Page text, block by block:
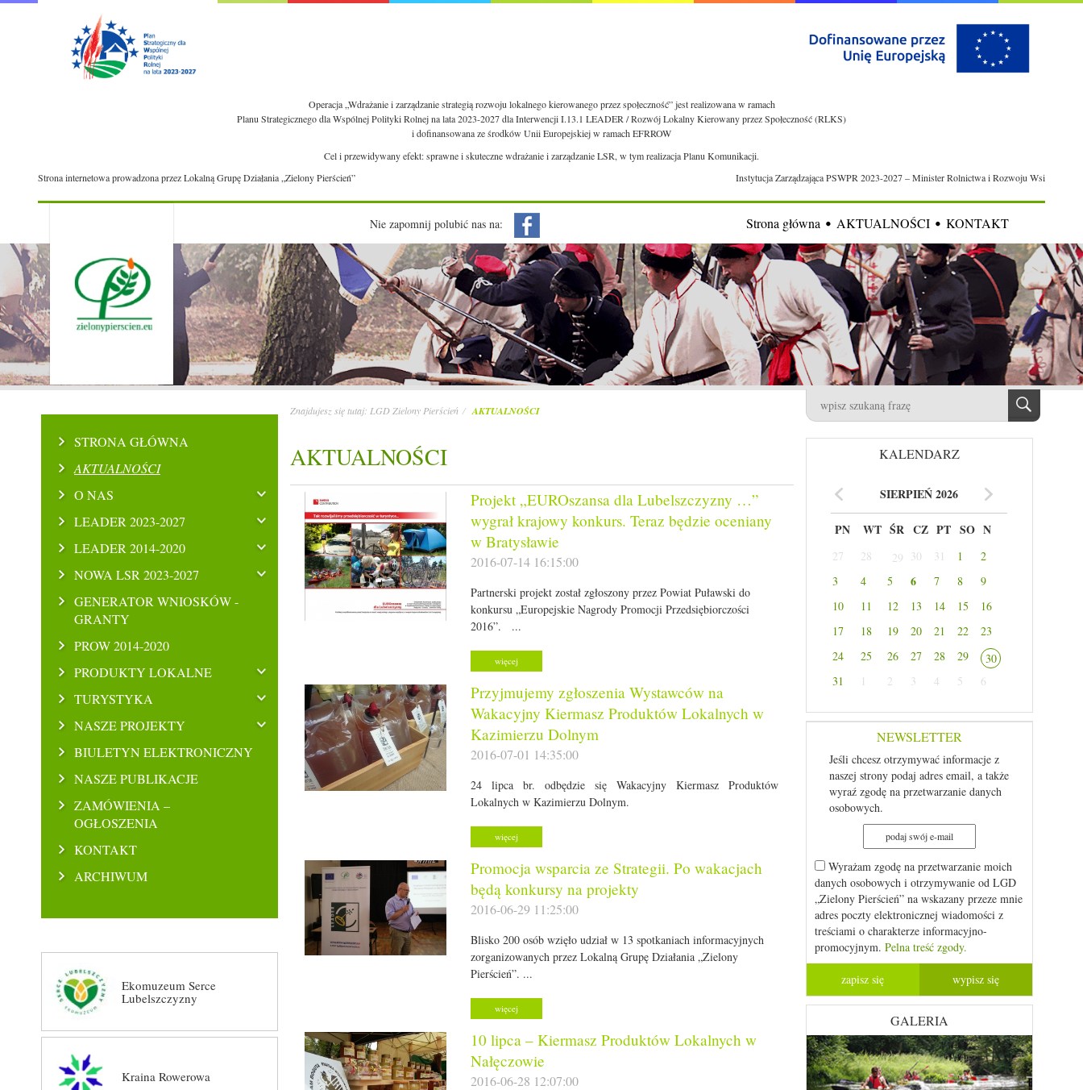
Operacja „Wdrażanie i zarządzanie strategią rozwoju lokalnego kierowanego przez społeczność” jest realizowana w ramach
Planu Strategicznego dla Wspólnej Polityki Rolnej na lata 2023-2027 dla Interwencji I.13.1 LEADER / Rozwój Lokalny Kierowany przez Społeczność (RLKS)
i dofinansowana ze środków Unii Europejskiej w ramach EFRROW
Cel i przewidywany efekt: sprawne i skuteczne wdrażanie i zarządzanie LSR, w tym realizacja Planu Komunikacji.
Strona internetowa prowadzona przez Lokalną Grupę Działania „Zielony Pierścień”
Instytucja Zarządzająca PSWPR 2023-2027 – Minister Rolnictwa i Rozwoju Wsi
Nie zapomnij polubić nas na: Strona główna AKTUALNOŚCI KONTAKT
STRONA GŁÓWNA
AKTUALNOŚCI
O NAS
LEADER 2023-2027
LEADER 2014-2020
NOWA LSR 2023-2027
GENERATOR WNIOSKÓW -
GRANTY
PROW 2014-2020
PRODUKTY LOKALNE
TURYSTYKA
NASZE PROJEKTY
BIULETYN ELEKTRONICZNY
NASZE PUBLIKACJE
ZAMÓWIENIA –
OGŁOSZENIA
KONTAKT
ARCHIWUM
Ekomuzeum Serce
Lubelszczyzny
Kraina Rowerowa
Znajdujesz się tutaj: LGD Zielony Pierścień AKTUALNOŚCI
AKTUALNOŚCI
Projekt „EUROszansa dla Lubelszczyzny …”
wygrał krajowy konkurs. Teraz będzie oceniany
w Bratysławie
2016-07-14 16:15:00
Partnerski projekt został zgłoszony przez Powiat Puławski do
konkursu „Europejskie Nagrody Promocji Przedsiębiorczości
2016”. ...
więcej
Przyjmujemy zgłoszenia Wystawców na
Wakacyjny Kiermasz Produktów Lokalnych w
Kazimierzu Dolnym
2016-07-01 14:35:00
24 lipca br. odbędzie się Wakacyjny Kiermasz Produktów
Lokalnych w Kazimierzu Dolnym.
więcej
Promocja wsparcia ze Strategii. Po wakacjach
będą konkursy na projekty
2016-06-29 11:25:00
Blisko 200 osób wzięło udział w 13 spotkaniach informacyjnych
zorganizowanych przez Lokalną Grupę Działania „Zielony
Pierścień”. ...
więcej
10 lipca – Kiermasz Produktów Lokalnych w
Nałęczowie
2016-06-28 12:07:00
KALENDARZ
SIERPIEŃ 2026
PN WT ŚR CZ PT SO N
27 28 29 30 31 1
2
3
4 5 6 7 8
9
10
11 12 13 14 15
16
17
18 19 20 21 22
23
24
25 26 27 28 29
30
31
1 2 3 4 5 6
NEWSLETTER
Jeśli chcesz otrzymywać informacje z
naszej strony podaj adres email, a także
wyraź zgodę na przetwarzanie danych
osobowych.
Wyrażam zgodę na przetwarzanie moich
danych osobowych i otrzymywanie od LGD
„Zielony Pierścień” na wskazany przeze mnie
adres poczty elektronicznej wiadomości z
treściami o charakterze informacyjno-
promocyjnym. Pelna treść zgody.
GALERIA